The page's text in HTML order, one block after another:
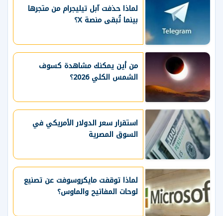
لماذا حذفت آبل تيليجرام من متجرها
بينما تُبقى منصة X؟
من أين يمكنك مشاهدة كسوف
الشمس الكلي 2026؟
استقرار سعر الدولار الأمريكي في
السوق المصرية
لماذا توقفت مايكروسوفت عن تصنيع
لوحات المفاتيح والماوس؟